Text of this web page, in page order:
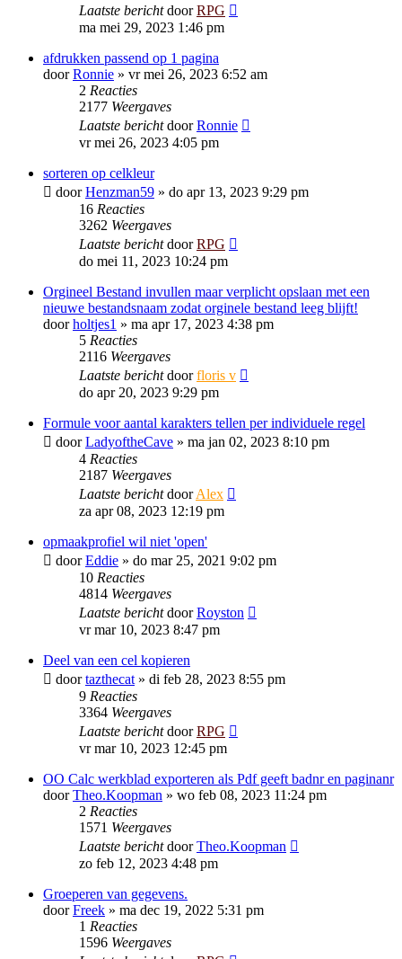
Laatste berichtdoorRPG
ma mei 29, 2023 1:46 pm
afdrukken passend op 1 pagina
doorRonnie » vr mei 26, 2023 6:52 am
2 Reacties
2177 Weergaves
Laatste berichtdoorRonnie
vr mei 26, 2023 4:05 pm
sorteren op celkleur
doorHenzman59 » do apr 13, 2023 9:29 pm
16 Reacties
3262 Weergaves
Laatste berichtdoorRPG
do mei 11, 2023 10:24 pm
Orgineel Bestand invullen maar verplicht opslaan met een
nieuwe bestandsnaam zodat orginele bestand leeg blijft!
doorholtjes1 » ma apr 17, 2023 4:38 pm
5 Reacties
2116 Weergaves
Laatste berichtdoorfloris v
do apr 20, 2023 9:29 pm
Formule voor aantal karakters tellen per individuele regel
doorLadyoftheCave » ma jan 02, 2023 8:10 pm
4 Reacties
2187 Weergaves
Laatste berichtdoorAlex
za apr 08, 2023 12:19 pm
opmaakprofiel wil niet 'open'
doorEddie » do mar 25, 2021 9:02 pm
10 Reacties
4814 Weergaves
Laatste berichtdoorRoyston
vr mar 10, 2023 8:47 pm
Deel van een cel kopieren
doortazthecat » di feb 28, 2023 8:55 pm
9 Reacties
3364 Weergaves
Laatste berichtdoorRPG
vr mar 10, 2023 12:45 pm
OO Calc werkblad exporteren als Pdf geeft badnr en paginanr
doorTheo.Koopman » wo feb 08, 2023 11:24 pm
2 Reacties
1571 Weergaves
Laatste berichtdoorTheo.Koopman
zo feb 12, 2023 4:48 pm
Groeperen van gegevens.
doorFreek » ma dec 19, 2022 5:31 pm
1 Reacties
1596 Weergaves